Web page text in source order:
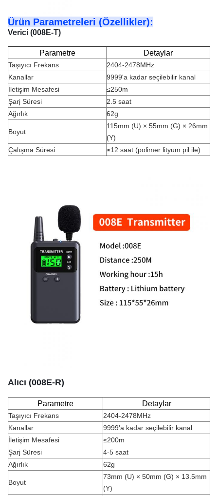
Ürün Parametreleri (Özellikler):
Verici (008E-T)
Parametre Detaylar
Taşıyıcı Frekans
2404-2478MHz
Kanallar
9999'a kadar seçilebilir kanal
İletişim Mesafesi
≤250m
Şarj Süresi
2.5 saat
Ağırlık
62g
Boyut
115mm (U) × 55mm (G) × 26mm
(Y)
Çalışma Süresi
≥12 saat (polimer lityum pil ile)
Alıcı (008E-R)
Parametre Detaylar
Taşıyıcı Frekans
2404-2478MHz
Kanallar
9999'a kadar seçilebilir kanal
İletişim Mesafesi
≤200m
Şarj Süresi
4-5 saat
Ağırlık
62g
Boyut
73mm (U) × 50mm (G) × 13.5mm
(Y)